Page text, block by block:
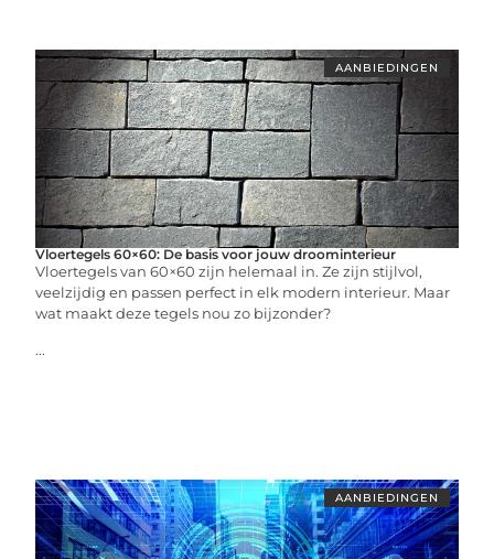
AANBIEDINGEN
Vloertegels 60×60: De basis voor jouw droominterieur
Vloertegels van 60×60 zijn helemaal in. Ze zijn stijlvol,
veelzijdig en passen perfect in elk modern interieur. Maar
wat maakt deze tegels nou zo bijzonder?
...
AANBIEDINGEN